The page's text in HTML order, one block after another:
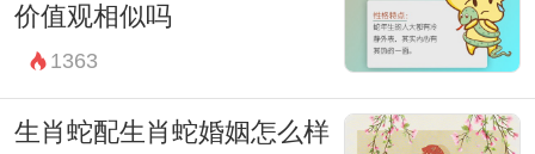
价值观相似吗
1363
生肖蛇配生肖蛇婚姻怎么样